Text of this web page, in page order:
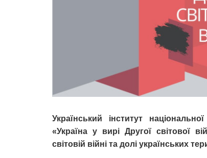
Український інститут
«Україна у вирі Другої світової
світовій війні та долі українських